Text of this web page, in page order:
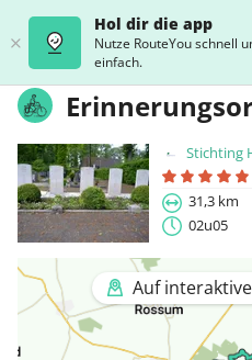
Hol dir die app
Nutze RouteYou schnell
einfach.
Stichting
31,3 km
02u05
Auf